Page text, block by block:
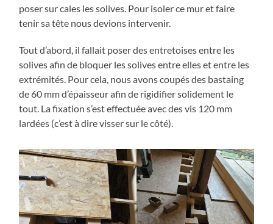
poser sur cales les solives. Pour isoler ce mur et faire
tenir sa tête nous devions intervenir.
Tout d’abord, il fallait poser des entretoises entre les
solives afin de bloquer les solives entre elles et entre les
extrémités. Pour cela, nous avons coupés des bastaing
de 60 mm d’épaisseur afin de rigidifier solidement le
tout. La fixation s’est effectuée avec des vis 120 mm
lardées (c’est à dire visser sur le côté).